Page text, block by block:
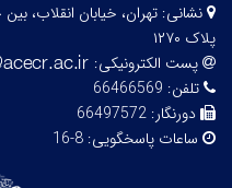
نشانی:
پلاک ۱۲۷۰
پست الکترونیکی:
تلفن: 66466569
دورنگار: 66497572
ساعات پاسخگویی: 8-16